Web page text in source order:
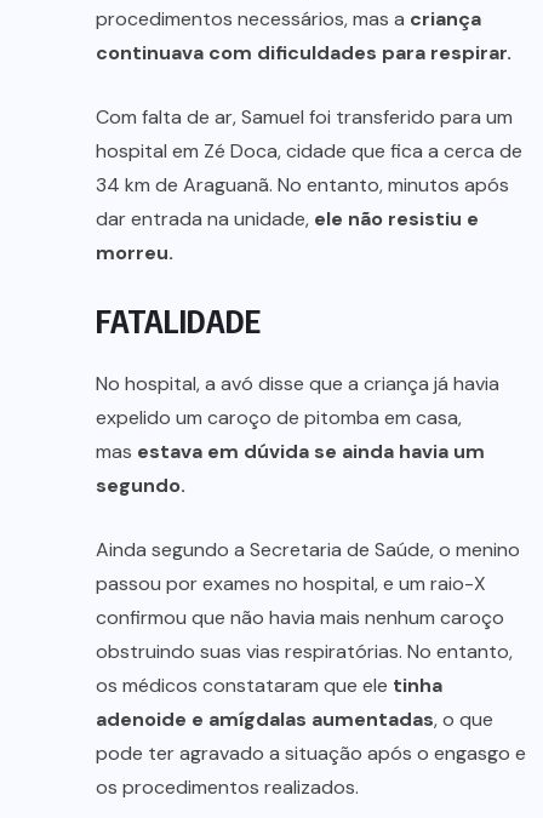
procedimentos necessários, mas a criança
continuava com dificuldades para respirar.
Com falta de ar, Samuel foi transferido para um
hospital em Zé Doca, cidade que fica a cerca de
34 km de Araguanã. No entanto, minutos após
dar entrada na unidade, ele não resistiu e
morreu.
FATALIDADE
No hospital, a avó disse que a criança já havia
expelido um caroço de pitomba em casa,
mas estava em dúvida se ainda havia um
segundo.
Ainda segundo a Secretaria de Saúde, o menino
passou por exames no hospital, e um raio-X
confirmou que não havia mais nenhum caroço
obstruindo suas vias respiratórias. No entanto,
os médicos constataram que ele tinha
adenoide e amígdalas aumentadas, o que
pode ter agravado a situação após o engasgo e
os procedimentos realizados.